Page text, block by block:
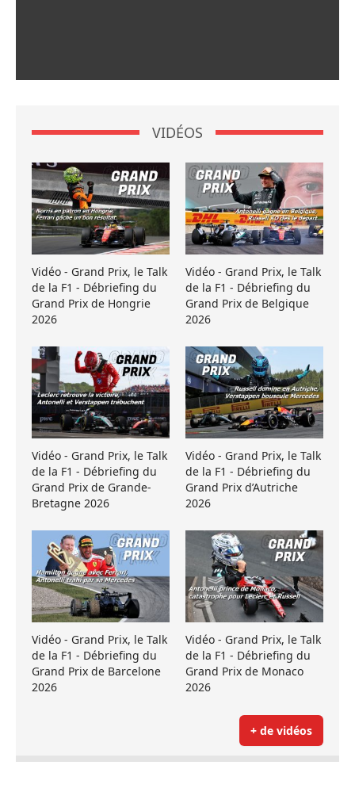
VIDÉOS
Vidéo - Grand Prix, le Talk
de la F1 - Débriefing du
Grand Prix de Hongrie
2026
Vidéo - Grand Prix, le Talk
de la F1 - Débriefing du
Grand Prix de Belgique
2026
Vidéo - Grand Prix, le Talk
de la F1 - Débriefing du
Grand Prix de Grande-
Bretagne 2026
Vidéo - Grand Prix, le Talk
de la F1 - Débriefing du
Grand Prix d’Autriche
2026
Vidéo - Grand Prix, le Talk
de la F1 - Débriefing du
Grand Prix de Barcelone
2026
Vidéo - Grand Prix, le Talk
de la F1 - Débriefing du
Grand Prix de Monaco
2026
+ de vidéos